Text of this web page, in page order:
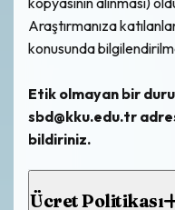
Araştırmanıza
konusunda
Etik olmayan bir
sbd@kku.edu.tr
bildiriniz.
Ücret Politikası